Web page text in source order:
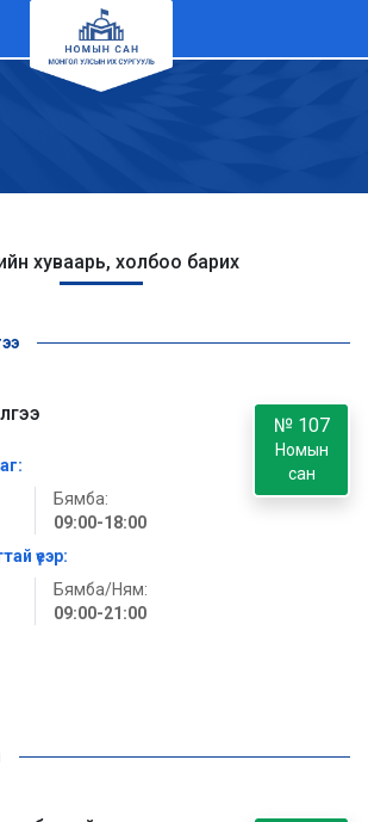
хуваарь, холбоо барих
Бямба:
09:00-18:00
үеэр:
Бямба/Ням:
09:00-21:00
№ 107
Номын
сан